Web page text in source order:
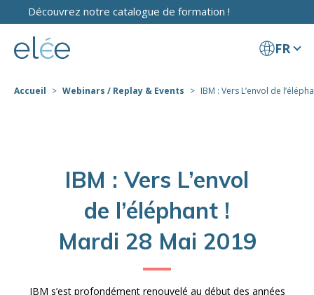
Découvrez notre catalogue de formation !
FR
Accueil Webinars / Replay & Events IBM : Vers L’envol de
IBM : Vers L’envol
de l’éléphant !
Mardi 28 Mai 2019
IBM s’est profondément renouvelé au début des années